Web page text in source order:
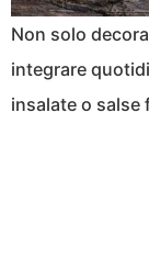
Non solo
integrare
insalate o salse